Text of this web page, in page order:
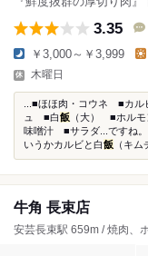
3.35
￥3,000～￥3,999
木曜日
...■ほほ肉・コウネ ■カ
ュ ■白飯 （大） ■ホル
味噌汁 ■サラダ...ですね。
いうかカルビと白飯 （キ
牛角 長束店
安芸長束駅 659m / 焼肉、